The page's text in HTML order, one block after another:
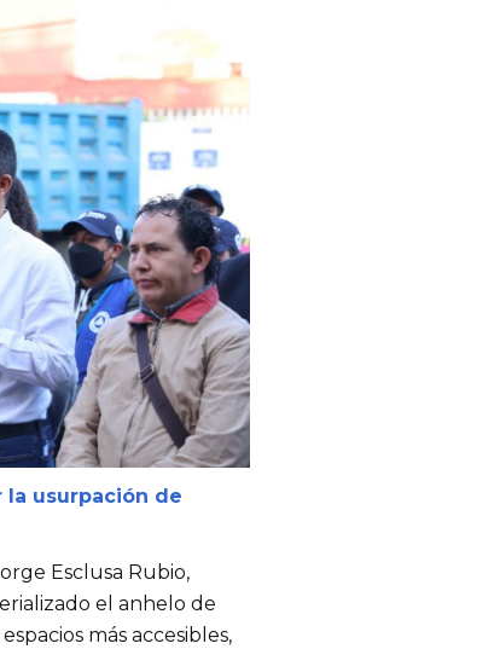
la usurpación de
Esclusa Rubio,
el anhelo de
más accesibles,